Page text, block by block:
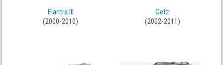
Elantra III
(2000-2010)
Getz
(2002-2011)